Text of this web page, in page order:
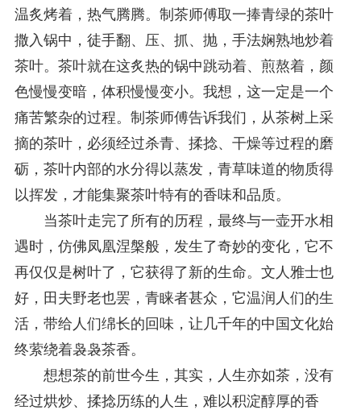
温炙烤着，热气腾腾。制茶师傅取一捧青绿的茶叶
撒入锅中，徒手翻、压、抓、抛，手法娴熟地炒着
茶叶。茶叶就在这炙热的锅中跳动着、煎熬着，颜
色慢慢变暗，体积慢慢变小。我想，这一定是一个
痛苦繁杂的过程。制茶师傅告诉我们，从茶树上采
摘的茶叶，必须经过杀青、揉捻、干燥等过程的磨
砺，茶叶内部的水分得以蒸发，青草味道的物质得
以挥发，才能集聚茶叶特有的香味和品质。
当茶叶走完了所有的历程，最终与一壶开水相
遇时，仿佛凤凰涅槃般，发生了奇妙的变化，它不
再仅仅是树叶了，它获得了新的生命。文人雅士也
好，田夫野老也罢，青睐者甚众，它温润人们的生
活，带给人们绵长的回味，让几千年的中国文化始
终萦绕着袅袅茶香。
想想茶的前世今生，其实，人生亦如茶，没有
经过烘炒、揉捻历练的人生，难以积淀醇厚的香